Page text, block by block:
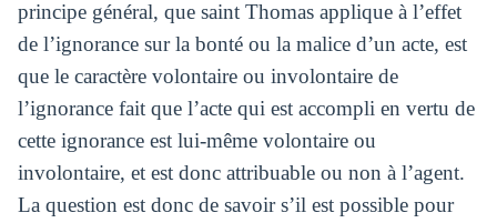
principe général, que saint Thomas applique à l’effet
de l’ignorance sur la bonté ou la malice d’un acte, est
que le caractère volontaire ou involontaire de
l’ignorance fait que l’acte qui est accompli en vertu de
cette ignorance est lui-même volontaire ou
involontaire, et est donc attribuable ou non à l’agent.
La question est donc de savoir s’il est possible pour